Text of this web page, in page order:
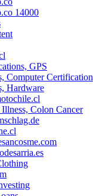
14000
GPS
Computer Certification
Hardware
Colon Cancer